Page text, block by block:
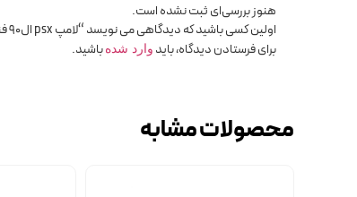
هنوز بررسی‌ای ثبت نشده است.
اولین کسی باشید که دیدگاهی می نویسد “لامپ psx ال90 فندقی”
برای فرستادن دیدگاه، باید وارد شده باشید.
محصولات مشابه